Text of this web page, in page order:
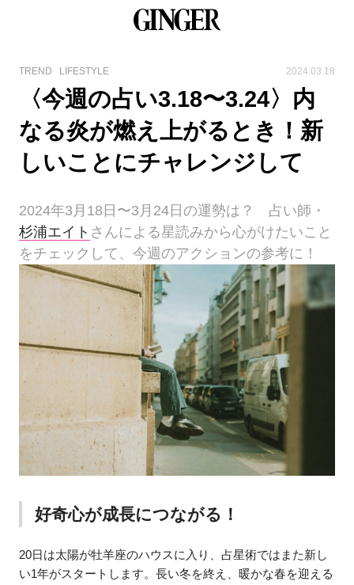
TREND LIFESTYLE 2024.03.18
〈今週の占い3.18〜3.24〉内
なる炎が燃え上がるとき！新
しいことにチャレンジして
2024年3月18日〜3月24日の運勢は？ 占い師・
杉浦エイト さんによる星読みから心がけたいこと
をチェックして、今週のアクションの参考に！
好奇心が成長につながる！
20日は太陽が牡羊座のハウスに入り、占星術ではまた新し
い1年がスタートします。長い冬を終え、暖かな春を迎える